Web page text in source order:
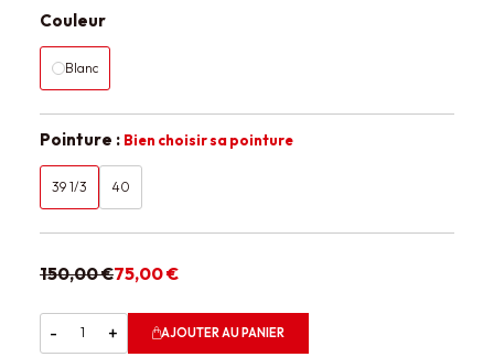
Couleur
Blanc
Pointure : Bien choisir sa pointure
39 1/3 40
150,00 €75,00 €
- + AJOUTER AU PANIER